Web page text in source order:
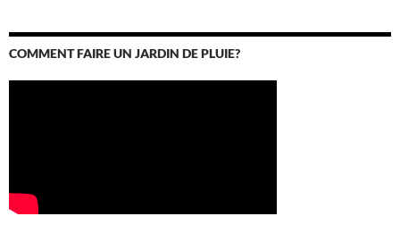
COMMENT FAIRE UN JARDIN DE PLUIE?